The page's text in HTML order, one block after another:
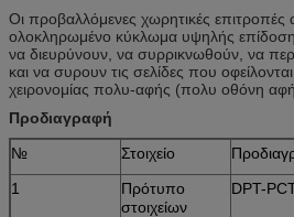
Οι προβαλλόμενες χωρητικές
ολοκληρωμένο κύκλωμα υψηλής
να διευρύνουν, να συρρικνωθούν, να
και να συρουν τις σελίδες που
χειρονομίας πολυ-αφής (πολυ οθόνη
Προδιαγραφή
№
Στοιχείο
1
Πρότυπο
στοιχείων
DPT-